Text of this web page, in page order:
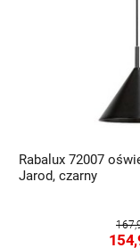
Rabalux 72007
Jarod, czarny